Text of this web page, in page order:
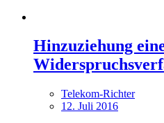
Hinzuziehung
Telekom-Richter
12. Juli 2016